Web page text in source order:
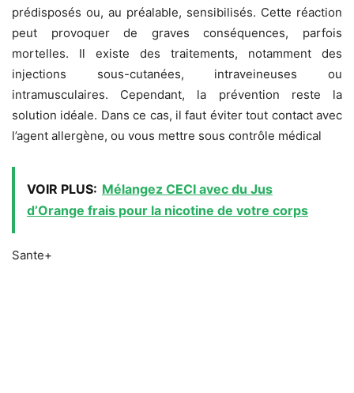
prédisposés ou, au préalable, sensibilisés. Cette réaction
peut provoquer de graves conséquences, parfois
mortelles. Il existe des traitements, notamment des
injections sous-cutanées, intraveineuses ou
intramusculaires. Cependant, la prévention reste la
solution idéale. Dans ce cas, il faut éviter tout contact avec
l’agent allergène, ou vous mettre sous contrôle médical
VOIR PLUS: Mélangez CECI avec du Jus
d’Orange frais pour la nicotine de votre corps
Sante+